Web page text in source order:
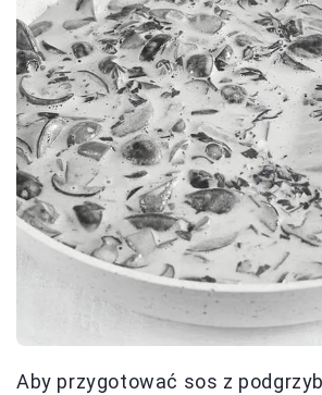
Aby przygotować sos z